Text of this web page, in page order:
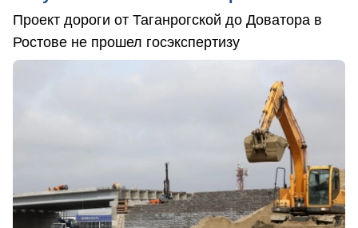
Проект дороги от Таганрогской до Доватора в
Ростове не прошел госэкспертизу